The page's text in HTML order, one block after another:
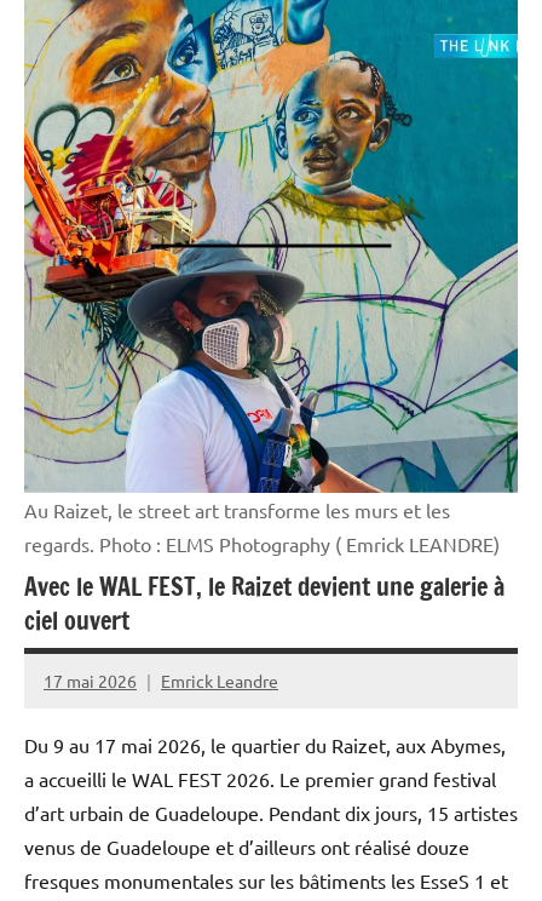
Antilles-
Guyane
Blog
Caraïbe
Culture
Guadeloupe
Outremer
Société
Au Raizet, le street art transforme les murs et les
regards. Photo : ELMS Photography ( Emrick LEANDRE)
Avec le WAL FEST, le Raizet devient une galerie à
ciel ouvert
17 mai 2026 Emrick Leandre
Du 9 au 17 mai 2026, le quartier du Raizet, aux Abymes,
a accueilli le WAL FEST 2026. Le premier grand festival
d’art urbain de Guadeloupe. Pendant dix jours, 15 artistes
venus de Guadeloupe et d’ailleurs ont réalisé douze
fresques monumentales sur les bâtiments les EsseS 1 et